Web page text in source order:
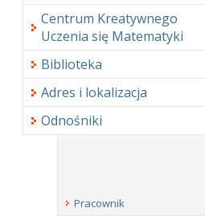
Centrum Kreatywnego
Uczenia się Matematyki
Biblioteka
Adres i lokalizacja
Odnośniki
Pracownik